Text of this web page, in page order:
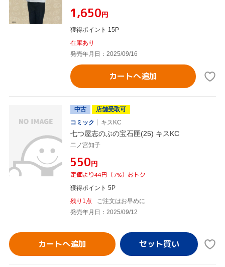
¥1,650円
獲得ポイント 15P
在庫あり
発売年月日：2025/09/16
カートへ追加
中古
店舗受取可
コミック
キスKC
七つ屋志のぶの宝石匣(25) キスKC
二ノ宮知子
¥550円
定価より44円（7%）おトク
獲得ポイント 5P
残り1点
ご注文はお早めに
発売年月日：2025/09/12
カートへ追加